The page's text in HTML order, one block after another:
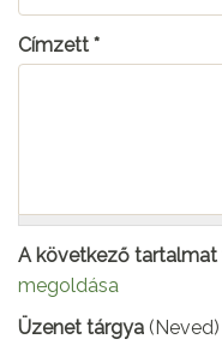
Címzett *
A következő
megoldása
Üzenet tárgya